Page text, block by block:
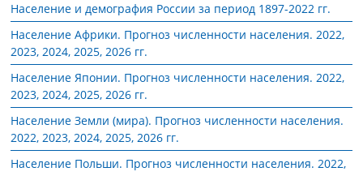
Население и демография России за период 1897-2022 гг.
Население Африки. Прогноз численности населения. 2022,
2023, 2024, 2025, 2026 гг.
Население Японии. Прогноз численности населения. 2022,
2023, 2024, 2025, 2026 гг.
Население Земли (мира). Прогноз численности населения.
2022, 2023, 2024, 2025, 2026 гг.
Население Польши. Прогноз численности населения. 2022,